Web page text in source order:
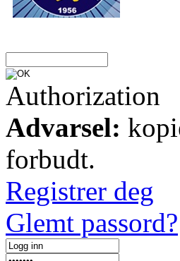
Authorization
Advarsel:
forbudt.
Registrer deg
Glemt passord?